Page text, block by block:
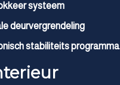
systeem
deurvergrendeling
stabiliteits programma